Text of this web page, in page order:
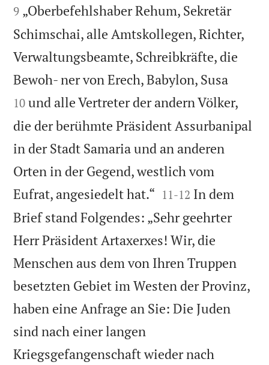
9 „Oberbefehlshaber Rehum, Sekretär
Schimschai, alle Amtskollegen, Richter,
Verwaltungsbeamte, Schreibkräfte, die
Bewoh- ner von Erech, Babylon, Susa
10 und alle Vertreter der andern Völker,
die der berühmte Präsident Assurbanipal
in der Stadt Samaria und an anderen
Orten in der Gegend, westlich vom
Eufrat, angesiedelt hat.“ 

11-12 In dem
Brief stand Folgendes: „Sehr geehrter
Herr Präsident Artaxerxes! Wir, die
Menschen aus dem von Ihren Truppen
besetzten Gebiet im Westen der Provinz,
haben eine Anfrage an Sie: Die Juden
sind nach einer langen
Kriegsgefangenschaft wieder nach